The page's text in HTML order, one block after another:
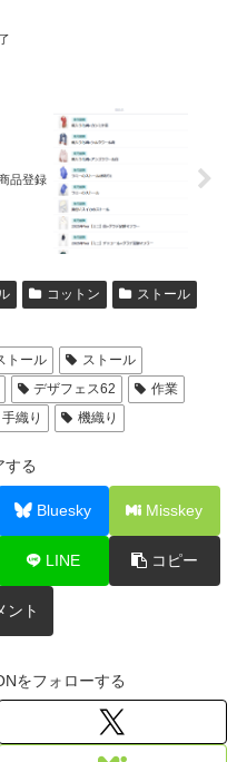
品登録
コットン
ストール
トール
ストール
デザフェス62
作業
手織り 機織り
する
Bluesky Misskey
LINE コピー
ント
をフォローする